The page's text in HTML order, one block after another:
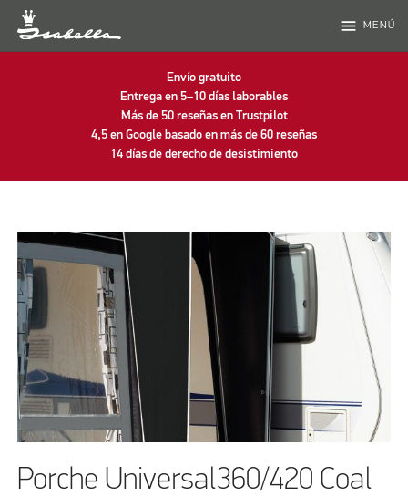
menu MENÚ
Envío gratuito
Entrega en 5–10 días laborables
Más de 50 reseñas en Trustpilot
4,5 en Google basado en más de 60 reseñas
14 días de derecho de desistimiento
Porche Universal360/420 Coal